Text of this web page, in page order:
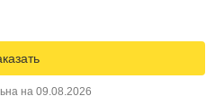
на 09.08.2026